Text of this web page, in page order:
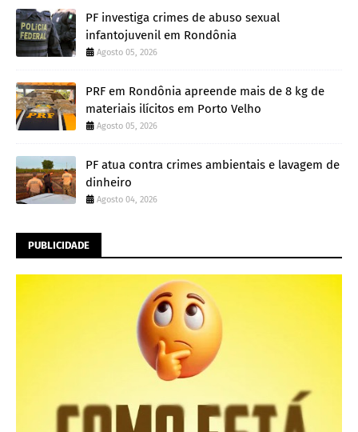
PF investiga crimes de abuso sexual
infantojuvenil em Rondônia
Agosto 05, 2026
PRF em Rondônia apreende mais de 8 kg de
materiais ilícitos em Porto Velho
Agosto 05, 2026
PF atua contra crimes ambientais e lavagem de
dinheiro
Agosto 04, 2026
PUBLICIDADE